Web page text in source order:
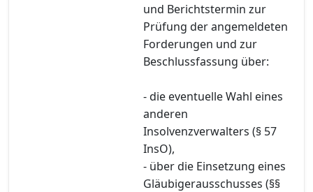
und Berichtstermin zur
Prüfung der angemeldeten
Forderungen und zur
Beschlussfassung über:
- die eventuelle Wahl eines
anderen
Insolvenzverwalters (§ 57
InsO),
- über die Einsetzung eines
Gläubigerausschusses (§§